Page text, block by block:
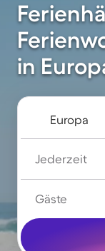
in
Jederzeit
Gäste